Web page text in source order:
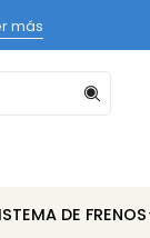
DE FRENOS
más